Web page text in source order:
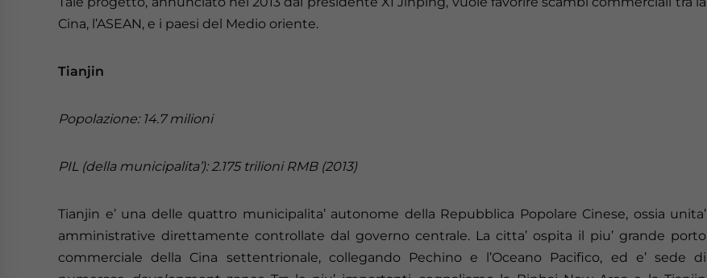
Cina, l’ASEAN, e i paesi del Medio oriente.
Tianjin
Popolazione: 14.7 milioni
PIL (della municipalita’): 2.175 trilioni RMB (2013)
Tianjin e’ una delle quattro municipalita’ autonome della Repubblica Popolare Cinese, ossia unita’
amministrative direttamente controllate dal governo centrale. La citta’ ospita il piu’ grande porto
commerciale della Cina settentrionale, collegando Pechino e l’Oceano Pacifico, ed e’ sede di